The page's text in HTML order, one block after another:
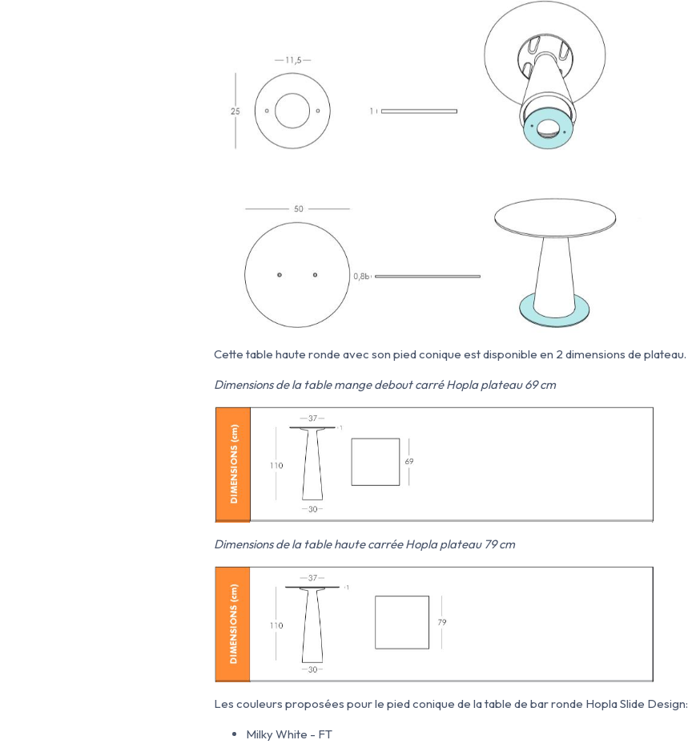
Cette table haute ronde avec son pied conique est disponible en 2 dimensions de plateau.
Dimensions de la table mange debout carré Hopla plateau 69 cm
Dimensions de la table haute carrée Hopla plateau 79 cm
Les couleurs proposées pour le pied conique de la table de bar ronde Hopla Slide Design:
Milky White - FT